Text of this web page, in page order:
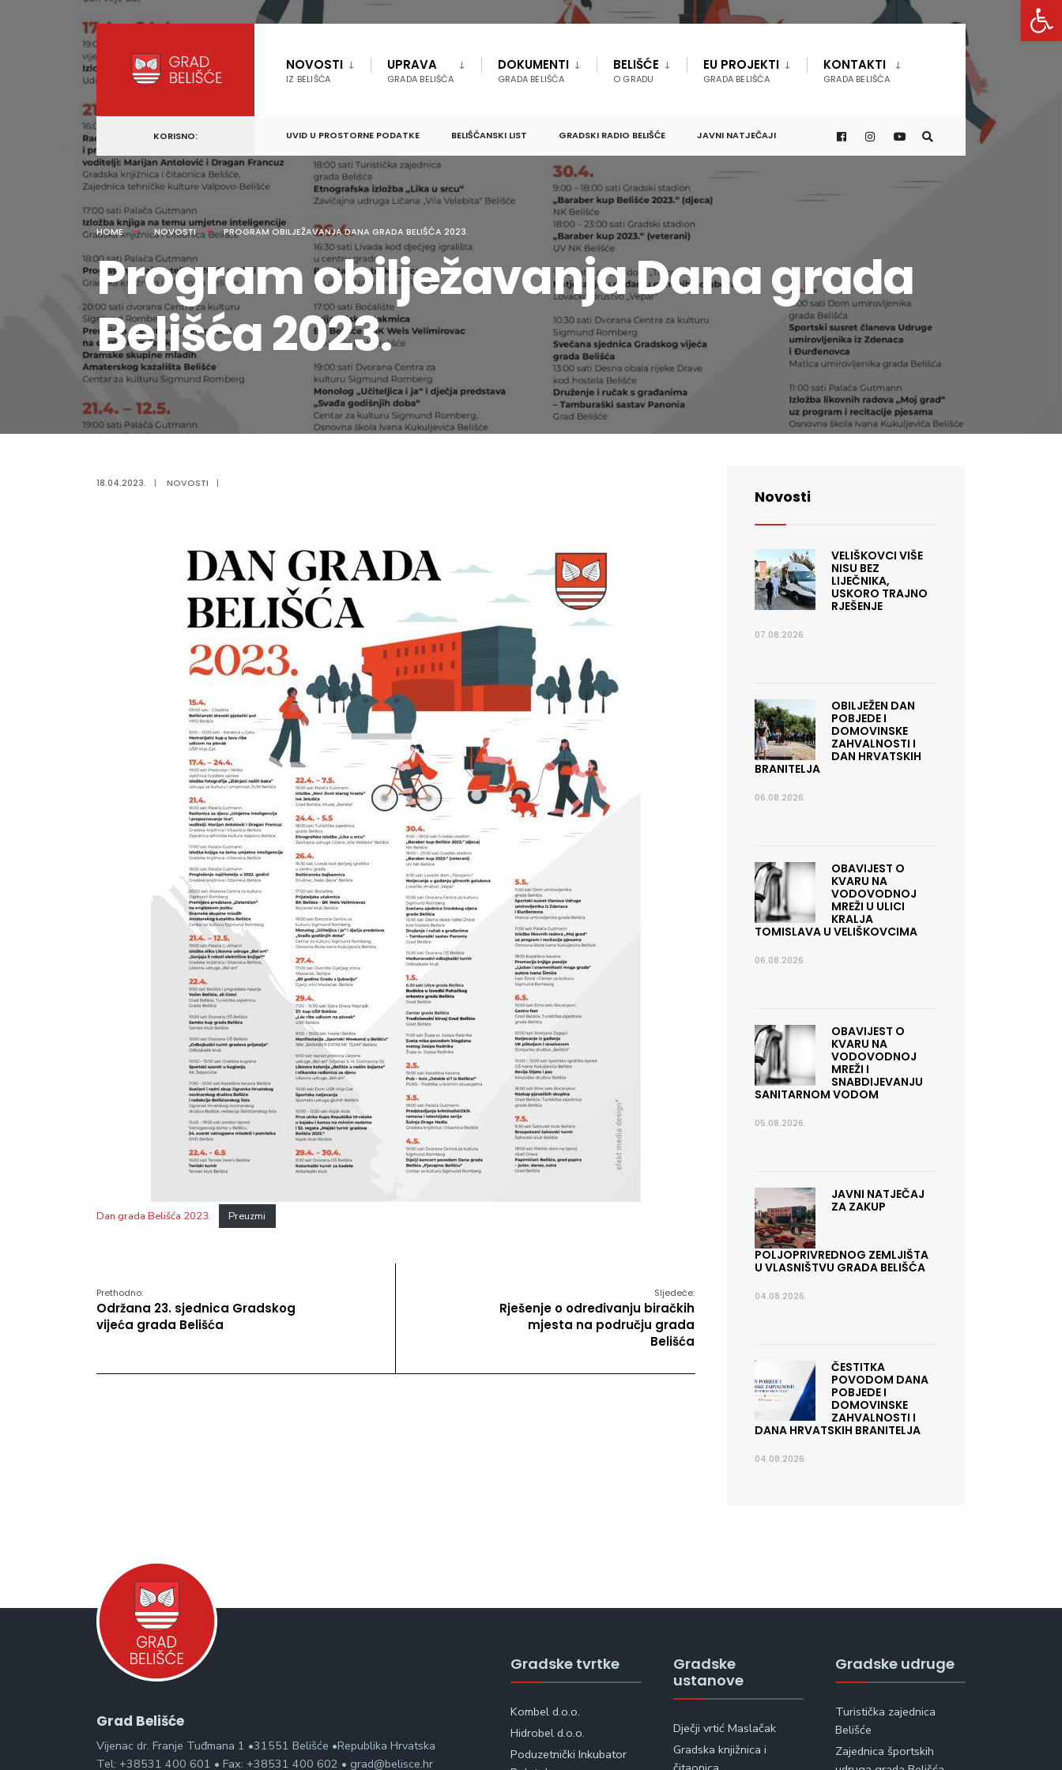
content
NOVOSTI
IZ BELIŠĆA
UPRAVA
GRADA BELIŠĆA
DOKUMENTI
GRADA BELIŠĆA
BELIŠĆE
O GRADU
EU PROJEKTI
GRADA BELIŠĆA
KONTAKTI
GRADA BELIŠĆA
KORISNO: UVID U PROSTORNE PODATKE BELIŠĆANSKI LIST GRADSKI RADIO BELIŠĆE JAVNI NATJEČAJI
HOME NOVOSTI PROGRAM OBILJEŽAVANJA DANA GRADA BELIŠĆA 2023.
Program obilježavanja Dana grada
Belišća 2023.
18.04.2023. | NOVOSTI |
Dan grada Belišća 2023. Preuzmi
Prethodno:
Održana 23. sjednica Gradskog
vijeća grada Belišća
Sljedeće:
Rješenje o određivanju biračkih
mjesta na području grada
Belišća
Novosti
VELIŠKOVCI VIŠE
NISU BEZ
LIJEČNIKA,
USKORO TRAJNO
RJEŠENJE
07.08.2026.
OBILJEŽEN DAN
POBJEDE I
DOMOVINSKE
ZAHVALNOSTI I
DAN HRVATSKIH
BRANITELJA
06.08.2026.
OBAVIJEST O
KVARU NA
VODOVODNOJ
MREŽI U ULICI
KRALJA
TOMISLAVA U VELIŠKOVCIMA
06.08.2026.
OBAVIJEST O
KVARU NA
VODOVODNOJ
MREŽI I
SNABDIJEVANJU
SANITARNOM VODOM
05.08.2026.
JAVNI NATJEČAJ
ZA ZAKUP
POLJOPRIVREDNOG ZEMLJIŠTA
U VLASNIŠTVU GRADA BELIŠĆA
04.08.2026.
ČESTITKA
POVODOM DANA
POBJEDE I
DOMOVINSKE
ZAHVALNOSTI I
DANA HRVATSKIH BRANITELJA
04.08.2026.
Grad Belišće
Vijenac dr. Franje Tuđmana 1 •31551 Belišće •Republika Hrvatska
Tel: +38531 400 601 • Fax: +38531 400 602 • grad@belisce.hr
Gradske tvrtke
Kombel d.o.o.
Hidrobel d.o.o.
Poduzetnički Inkubator
Gradske
ustanove
Dječji vrtić Maslačak
Gradska knjižnica i
Gradske udruge
Turistička zajednica
Belišće
Zajednica športskih